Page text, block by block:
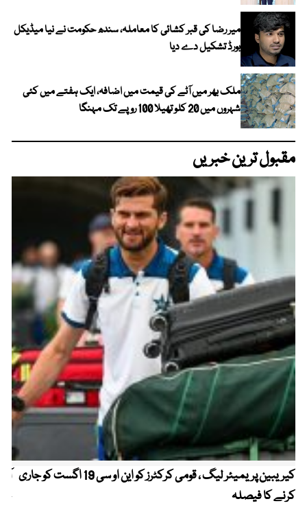
میر رضا کی قبر کشائی کا معاملہ، سندھ حکومت نے نیا میڈیکل
بورڈ تشکیل دے دیا
ملک بھر میں آٹے کی قیمت میں اضافہ، ایک ہفتے میں کئی
شہروں میں 20 کلو تھیلا 100 روپے تک مہنگا
مقبول ترین خبریں
کیریبین پریمیئر لیگ ، قومی کرکٹرز کو این او سی 19 اگست کو جاری
کرنے کا فیصلہ